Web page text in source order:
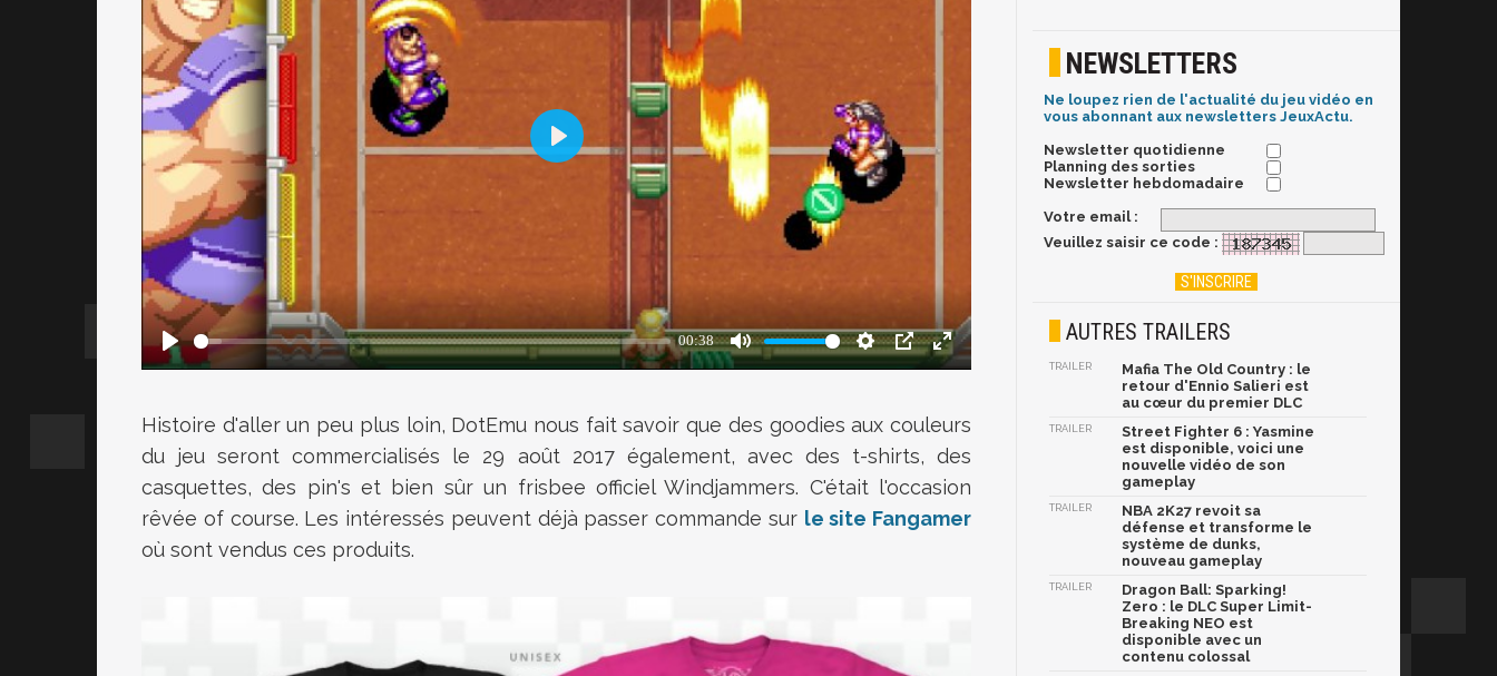
Histoire d'aller un peu plus loin, DotEmu nous fait savoir que des goodies aux couleurs
du jeu seront commercialisés le 29 août 2017 également, avec des t-shirts, des
casquettes, des pin's et bien sûr un frisbee officiel Windjammers. C'était l'occasion
rêvée of course. Les intéressés peuvent déjà passer commande sur le site Fangamer
où sont vendus ces produits.
NEWSLETTERS
Ne loupez rien de l'actualité du jeu vidéo en
vous abonnant aux newsletters JeuxActu.
Newsletter quotidienne
Planning des sorties
Newsletter hebdomadaire
Votre email :
Veuillez saisir ce code :
AUTRES TRAILERS
TRAILER
Mafia The Old Country : le
retour d'Ennio Salieri est
au cœur du premier DLC
TRAILER
Street Fighter 6 : Yasmine
est disponible, voici une
nouvelle vidéo de son
gameplay
TRAILER
NBA 2K27 revoit sa
défense et transforme le
système de dunks,
nouveau gameplay
TRAILER
Dragon Ball: Sparking!
Zero : le DLC Super Limit-
Breaking NEO est
disponible avec un
contenu colossal